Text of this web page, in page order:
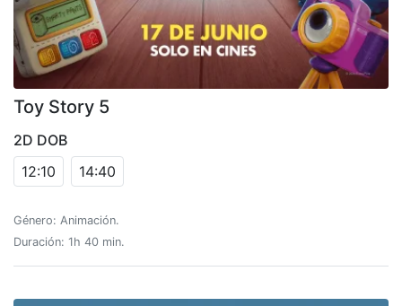
Toy Story 5
2D DOB
12:10
14:40
Género: Animación.
Duración: 1h 40 min.